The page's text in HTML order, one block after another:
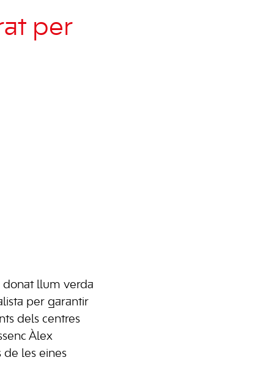
per
donat llum verda
per garantir
dels centres
Àlex
de les eines